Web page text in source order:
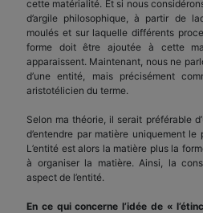
cette matérialité. Et si nous
d’argile philosophique, à partir de
moulés et sur laquelle différents
forme doit être ajoutée à cette
apparaissent. Maintenant, nous ne
d’une entité, mais précisément
aristotélicien du terme.
Selon ma théorie, il serait préférable
d’entendre par matière uniquement
L’entité est alors la matière plus la
à organiser la matière. Ainsi, la
aspect de l’entité.
En ce qui concerne l’idée de «